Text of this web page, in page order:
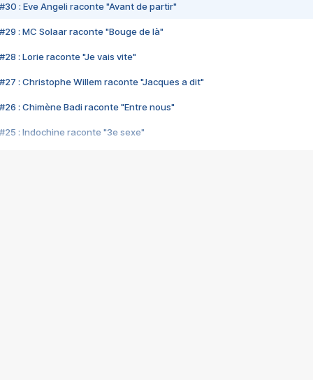
#30 : Eve Angeli raconte "Avant de partir"
#29 : MC Solaar raconte "Bouge de là"
#28 : Lorie raconte "Je vais vite"
#27 : Christophe Willem raconte "Jacques a dit"
#26 : Chimène Badi raconte "Entre nous"
#25 : Indochine raconte "3e sexe"